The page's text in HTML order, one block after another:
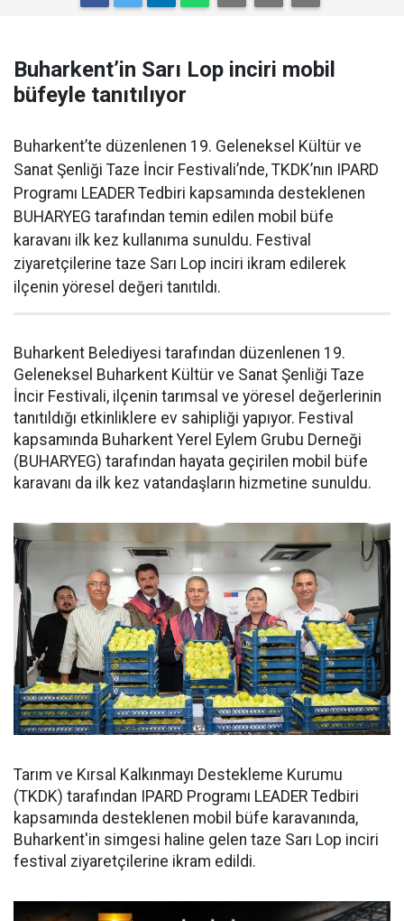
Buharkent’in Sarı Lop inciri mobil
büfeyle tanıtılıyor
Buharkent’te düzenlenen 19. Geleneksel Kültür ve
Sanat Şenliği Taze İncir Festivali’nde, TKDK’nın IPARD
Programı LEADER Tedbiri kapsamında desteklenen
BUHARYEG tarafından temin edilen mobil büfe
karavanı ilk kez kullanıma sunuldu. Festival
ziyaretçilerine taze Sarı Lop inciri ikram edilerek
ilçenin yöresel değeri tanıtıldı.
Buharkent Belediyesi tarafından düzenlenen 19.
Geleneksel Buharkent Kültür ve Sanat Şenliği Taze
İncir Festivali, ilçenin tarımsal ve yöresel değerlerinin
tanıtıldığı etkinliklere ev sahipliği yapıyor. Festival
kapsamında Buharkent Yerel Eylem Grubu Derneği
(BUHARYEG) tarafından hayata geçirilen mobil büfe
karavanı da ilk kez vatandaşların hizmetine sunuldu.
Tarım ve Kırsal Kalkınmayı Destekleme Kurumu
(TKDK) tarafından IPARD Programı LEADER Tedbiri
kapsamında desteklenen mobil büfe karavanında,
Buharkent'in simgesi haline gelen taze Sarı Lop inciri
festival ziyaretçilerine ikram edildi.